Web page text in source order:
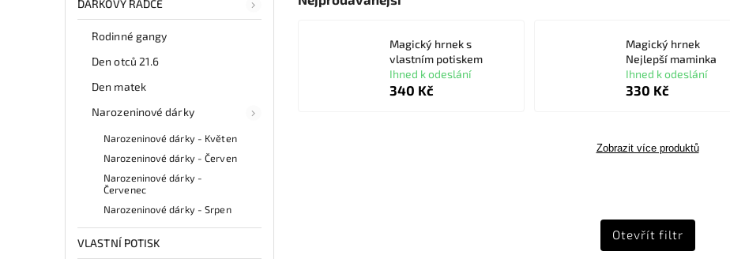
DÁRKOVÝ RÁDCE
Rodinné gangy
Den otců 21.6
Den matek
Narozeninové dárky
Narozeninové dárky - Květen
Narozeninové dárky - Červen
Narozeninové dárky -
Červenec
Narozeninové dárky - Srpen
VLASTNÍ POTISK
Magický hrnek s
vlastním potiskem
Ihned k odeslání
340 Kč
Magický hrnek
Nejlepší maminka
Ihned k odeslání
330 Kč
Zobrazit více produktů
Otevřít filtr